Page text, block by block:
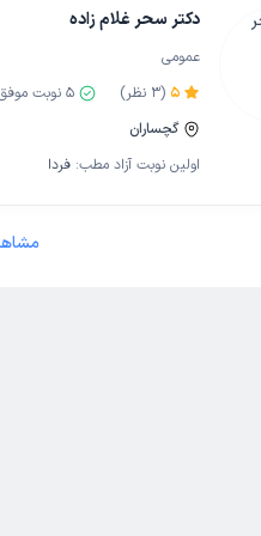
دکتر سحر غلام زاده
عمومی
5
(
3 نظر) 5 نوبت
گچساران
اولین نوبت آزاد مطب: فردا